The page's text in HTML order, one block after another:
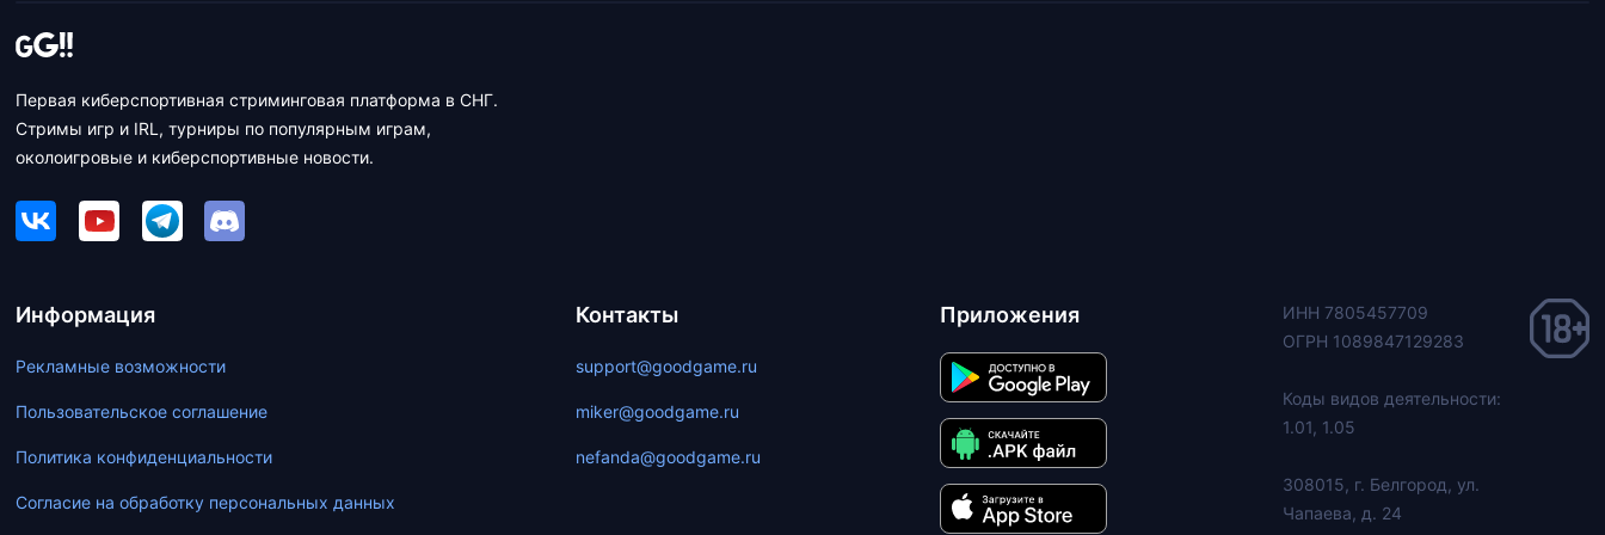
Первая киберспортивная стриминговая платформа в СНГ.
Стримы игр и IRL, турниры по популярным играм,
околоигровые и киберспортивные новости.
Информация
Рекламные возможности
Пользовательское соглашение
Политика конфиденциальности
Согласие на обработку персональных данных
Контакты
support@goodgame.ru
miker@goodgame.ru
nefanda@goodgame.ru
Приложения
ИНН 7805457709
ОГРН 1089847129283
Коды видов деятельности:
1.01, 1.05
308015, г. Белгород, ул.
Чапаева, д. 24